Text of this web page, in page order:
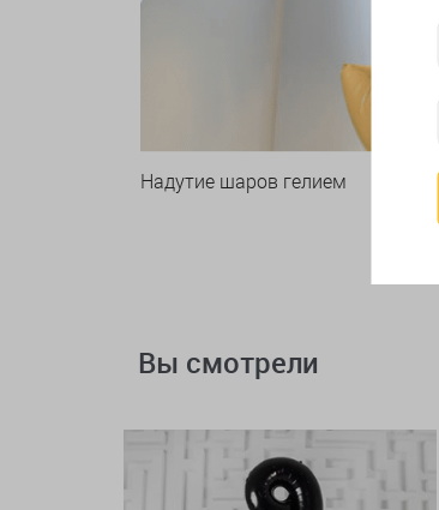
Надутие шаров гелием
Вы смотрели